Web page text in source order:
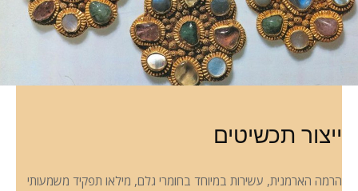
ייצור תכשיטים
הרמה הארמנית, עשירות במיוחד בחומרי גלם, מילאו תפקיד משמעותי